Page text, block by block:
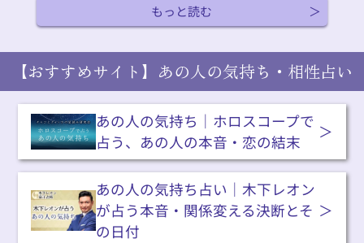
もっと読む
【おすすめサイト】あの人の気持ち・相性占い
あの人の気持ち｜ホロスコープで
占う、あの人の本音・恋の結末
あの人の気持ち占い｜木下レオン
が占う本音・関係変える決断とそ
の日付